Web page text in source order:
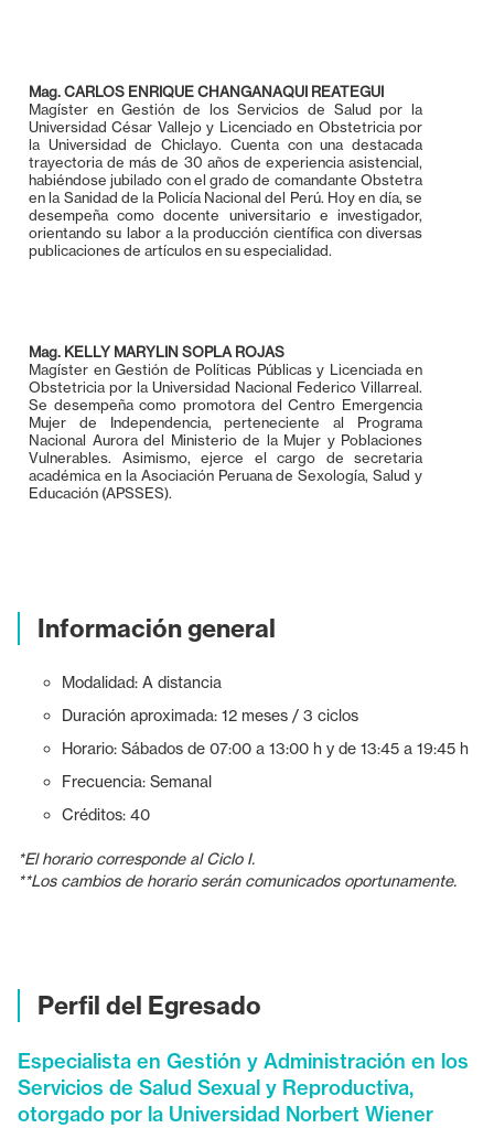
Mag. CARLOS ENRIQUE CHANGANAQUI REATEGUI
Magíster en Gestión de los Servicios de Salud por la
Universidad César Vallejo y Licenciado en Obstetricia por
la Universidad de Chiclayo. Cuenta con una destacada
trayectoria de más de 30 años de experiencia asistencial,
habiéndose jubilado con el grado de comandante Obstetra
en la Sanidad de la Policía Nacional del Perú. Hoy en día, se
desempeña como docente universitario e investigador,
orientando su labor a la producción científica con diversas
publicaciones de artículos en su especialidad.
Mag. KELLY MARYLIN SOPLA ROJAS
Magíster en Gestión de Políticas Públicas y Licenciada en
Obstetricia por la Universidad Nacional Federico Villarreal.
Se desempeña como promotora del Centro Emergencia
Mujer de Independencia, perteneciente al Programa
Nacional Aurora del Ministerio de la Mujer y Poblaciones
Vulnerables. Asimismo, ejerce el cargo de secretaria
académica en la Asociación Peruana de Sexología, Salud y
Educación (APSSES).
Información general
Modalidad: A distancia
Duración aproximada: 12 meses / 3 ciclos
Horario: Sábados de 07:00 a 13:00 h y de 13:45 a 19:45 h
Frecuencia: Semanal
Créditos: 40
*El horario corresponde al Ciclo I.
**Los cambios de horario serán comunicados oportunamente.
Perfil del Egresado
Especialista en Gestión y Administración en los
Servicios de Salud Sexual y Reproductiva,
otorgado por la Universidad Norbert Wiener